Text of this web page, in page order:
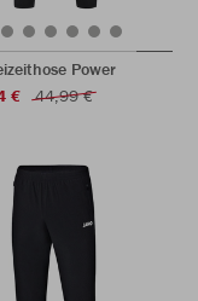
Power
€
44,99 €